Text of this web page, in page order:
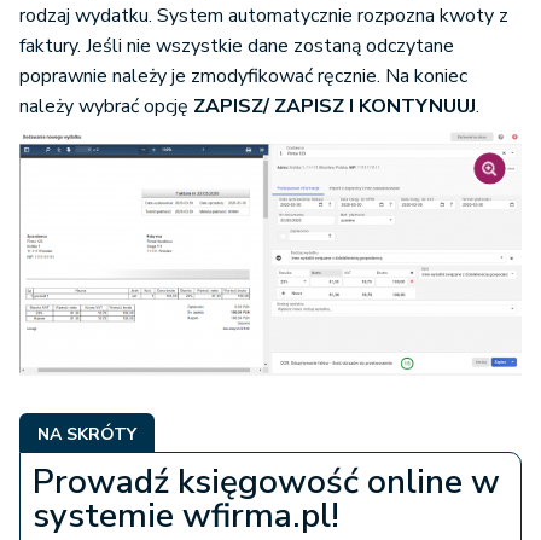
rodzaj wydatku. System automatycznie rozpozna kwoty z
faktury. Jeśli nie wszystkie dane zostaną odczytane
poprawnie należy je zmodyfikować ręcznie. Na koniec
należy wybrać opcję ZAPISZ/ ZAPISZ I KONTYNUUJ.
NA SKRÓTY
Prowadź księgowość online w
systemie wfirma.pl!